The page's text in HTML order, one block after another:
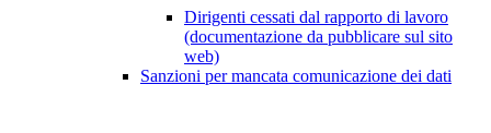
Dirigenti cessati dal rapporto di lavoro
(documentazione da pubblicare sul sito
web)
Sanzioni per mancata comunicazione dei dati